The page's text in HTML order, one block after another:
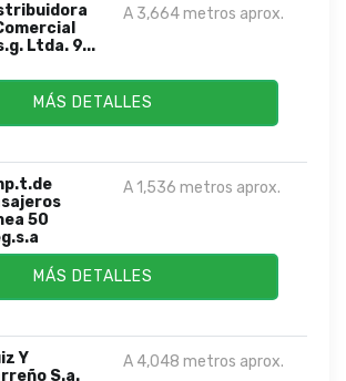
Ltda. 9...
A 3,664 metros aprox.
MÁS DETALLES
50
A 1,536 metros aprox.
MÁS DETALLES
Y
S.a.
A 4,048 metros aprox.